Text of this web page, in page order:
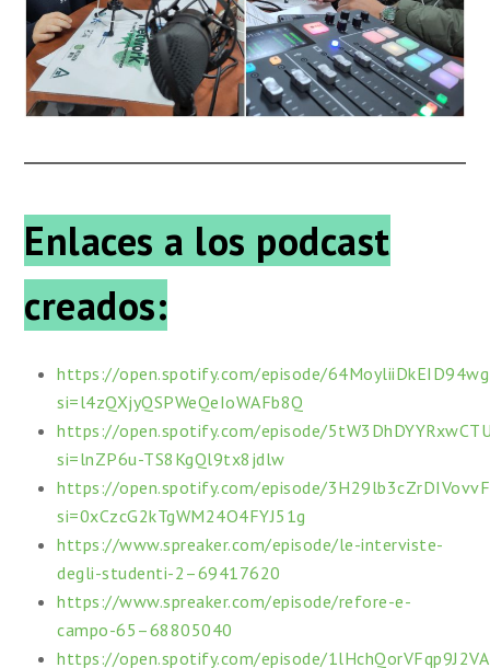
Enlaces a los podcast
creados:
https://open.spotify.com/episode/
si=l4zQXjyQSPWeQeIoWAFb8Q
https://open.spotify.com/episode/
si=lnZP6u-TS8KgQl9tx8jdlw
https://open.spotify.com/episode/
si=0xCzcG2kTgWM24O4FYJ51g
https://www.spreaker.com/episode/le-interviste-
degli-studenti-2–69417620
https://www.spreaker.com/episode/refore-e-
campo-65–68805040
https://open.spotify.com/episode/